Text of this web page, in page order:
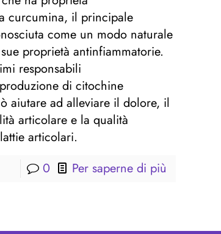
curcumina, il principale
come un modo naturale
proprietà antinfiammatorie.
responsabili
di citochine
aiutare ad alleviare il dolore, il
articolare e la qualità
articolari.
0 Per saperne di più